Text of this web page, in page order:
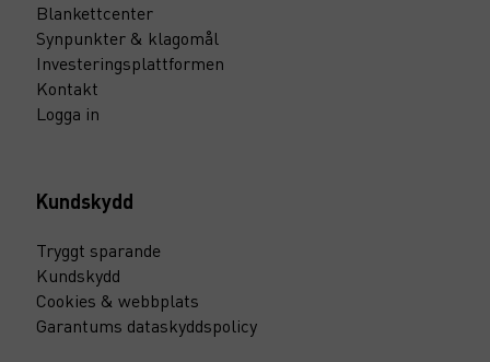
Blankettcenter
Synpunkter & klagomål
Investeringsplattformen
Kontakt
Logga in
Kundskydd
Tryggt sparande
Kundskydd
Cookies & webbplats
Garantums dataskyddspolicy